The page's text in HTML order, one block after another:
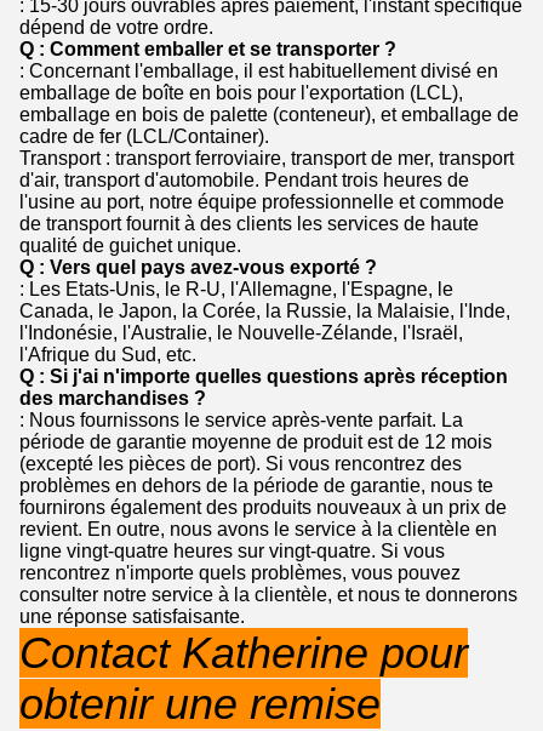
: 15-30 jours ouvrables après paiement, l'instant spécifique
dépend de votre ordre.
Q : Comment emballer et se transporter ?
: Concernant l'emballage, il est habituellement divisé en
emballage de boîte en bois pour l'exportation (LCL),
emballage en bois de palette (conteneur), et emballage de
cadre de fer (LCL/Container).
Transport : transport ferroviaire, transport de mer, transport
d'air, transport d'automobile. Pendant trois heures de
l'usine au port, notre équipe professionnelle et commode
de transport fournit à des clients les services de haute
qualité de guichet unique.
Q : Vers quel pays avez-vous exporté ?
: Les Etats-Unis, le R-U, l'Allemagne, l'Espagne, le
Canada, le Japon, la Corée, la Russie, la Malaisie, l'Inde,
l'Indonésie, l'Australie, le Nouvelle-Zélande, l'Israël,
l'Afrique du Sud, etc.
Q : Si j'ai n'importe quelles questions après réception
des marchandises ?
: Nous fournissons le service après-vente parfait. La
période de garantie moyenne de produit est de 12 mois
(excepté les pièces de port). Si vous rencontrez des
problèmes en dehors de la période de garantie, nous te
fournirons également des produits nouveaux à un prix de
revient. En outre, nous avons le service à la clientèle en
ligne vingt-quatre heures sur vingt-quatre. Si vous
rencontrez n'importe quels problèmes, vous pouvez
consulter notre service à la clientèle, et nous te donnerons
une réponse satisfaisante.
Contact Katherine pour
obtenir une remise